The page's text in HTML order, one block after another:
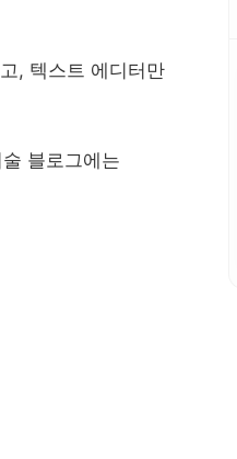
, 텍스트 에디터만
블로그에는